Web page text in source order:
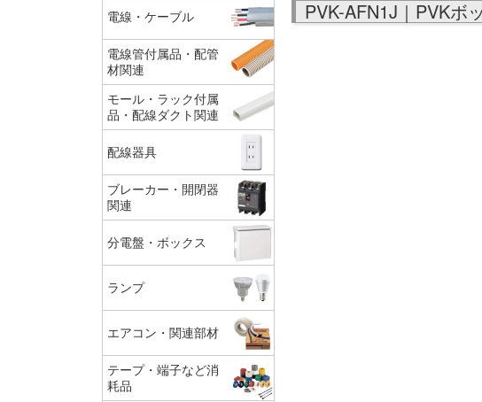
PVK-AFN1J｜PVKボ
電線・ケーブル
電線管付属品・配管
材関連
モール・ラック付属
品・配線ダクト関連
配線器具
ブレーカー・開閉器
関連
分電盤・ボックス
ランプ
エアコン・関連部材
テープ・端子など消
耗品